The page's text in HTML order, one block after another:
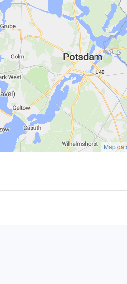
Map